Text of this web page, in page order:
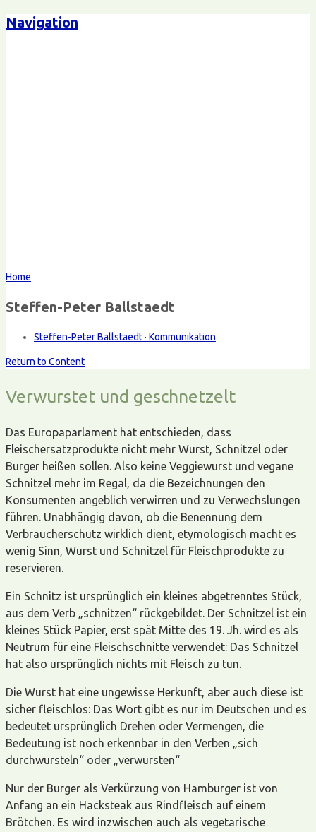
Navigation
Home
Steffen-Peter Ballstaedt
Steffen-Peter Ballstaedt · Kommunikation
Return to Content
Verwurstet und geschnetzelt
Das Europaparlament hat entschieden, dass
Fleischersatzprodukte nicht mehr Wurst, Schnitzel oder
Burger heißen sollen. Also keine Veggiewurst und vegane
Schnitzel mehr im Regal, da die Bezeichnungen den
Konsumenten angeblich verwirren und zu Verwechslungen
führen. Unabhängig davon, ob die Benennung dem
Verbraucherschutz wirklich dient, etymologisch macht es
wenig Sinn, Wurst und Schnitzel für Fleischprodukte zu
reservieren.
Ein Schnitz ist ursprünglich ein kleines abgetrenntes Stück,
aus dem Verb „schnitzen“ rückgebildet. Der Schnitzel ist ein
kleines Stück Papier, erst spät Mitte des 19. Jh. wird es als
Neutrum für eine Fleischschnitte verwendet: Das Schnitzel
hat also ursprünglich nichts mit Fleisch zu tun.
Die Wurst hat eine ungewisse Herkunft, aber auch diese ist
sicher fleischlos: Das Wort gibt es nur im Deutschen und es
bedeutet ursprünglich Drehen oder Vermengen, die
Bedeutung ist noch erkennbar in den Verben „sich
durchwursteln“ oder „verwursten“
Nur der Burger als Verkürzung von Hamburger ist von
Anfang an ein Hacksteak aus Rindfleisch auf einem
Brötchen. Es wird inzwischen auch als vegetarische